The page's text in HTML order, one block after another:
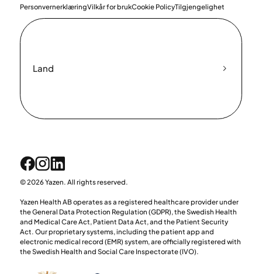
PersonvernerklæringVilkår for brukCookie PolicyTilgjengelighet
Land
© 2026 Yazen. All rights reserved.
Yazen Health AB operates as a registered healthcare provider under
the General Data Protection Regulation (GDPR), the Swedish Health
and Medical Care Act, Patient Data Act, and the Patient Security
Act. Our proprietary systems, including the patient app and
electronic medical record (EMR) system, are officially registered with
the Swedish Health and Social Care Inspectorate (IVO).